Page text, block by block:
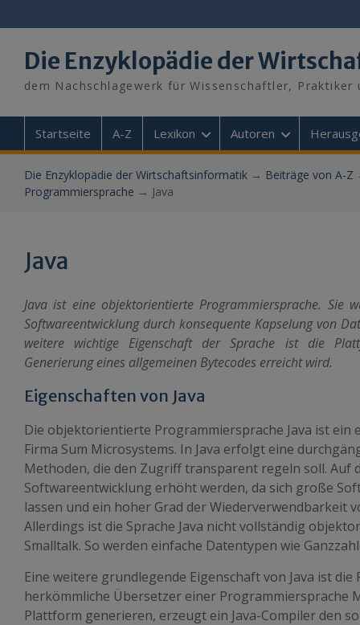
to
Die Enzyklopädie der
dem Nachschlagewerk für Wissenschaftler, Praktiker
Startseite A-Z Lexikon Autoren
Die Enzyklopädie der Wirtschaftsinformatik→ Beiträge von A-Z
Programmiersprache → Java
Java
Java ist eine objektorientierte Programmiersprache. Sie
Softwareentwicklung durch konsequente Kapselung von
weitere wichtige Eigenschaft der Sprache ist die
Generierung eines allgemeinen Bytecodes erreicht wird.
Eigenschaften von Java
Die objektorientierte Programmiersprache Java ist ein
Firma Sum Microsystems. In Java erfolgt eine
Methoden, die den Zugriff transparent regeln soll. Auf
Softwareentwicklung erhöht werden, da sich große
lassen und ein hoher Grad der Wiederverwendbarkeit
Allerdings ist die Sprache Java nicht vollständig
Smalltalk. So werden einfache Datentypen wie
Eine weitere grundlegende Eigenschaft von Java ist die
herkömmliche Übersetzer einer Programmiersprache
Plattform generieren, erzeugt ein Java-Compiler den